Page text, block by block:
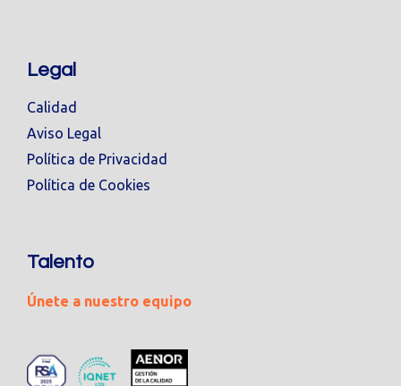
Legal
Calidad
Aviso Legal
Política de Privacidad
Política de Cookies
Talento
Únete a nuestro equipo